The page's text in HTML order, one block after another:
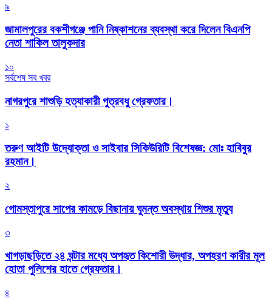
৯
জামালপুরের বকশীগঞ্জে পানি নিষ্কাশনের ব্যবস্থা করে দিলেন বিএনপি
নেতা শাকিল তালুকদার
১০
সর্বশেষ সব খবর
নাগরপুরে শাশুড়ি হত্যাকারী পুত্রবধু গ্রেফতার।
১
তরুণ আইটি উদ্যোক্তা ও সাইবার সিকিউরিটি বিশেষজ্ঞ: মোঃ হাবিবুর
রহমান।
২
গোমস্তাপুরে সাপের কামড়ে বিছানায় ঘুমন্ত অবস্থায় শিশুর মৃত্যু
৩
খাগড়াছড়িতে ২৪ ঘন্টার মধ্যে অপহৃত কিশোরী উদ্ধার, অপহরণ কারীর মূল
হোতা পুলিশের হাতে গ্রেফতার।
৪